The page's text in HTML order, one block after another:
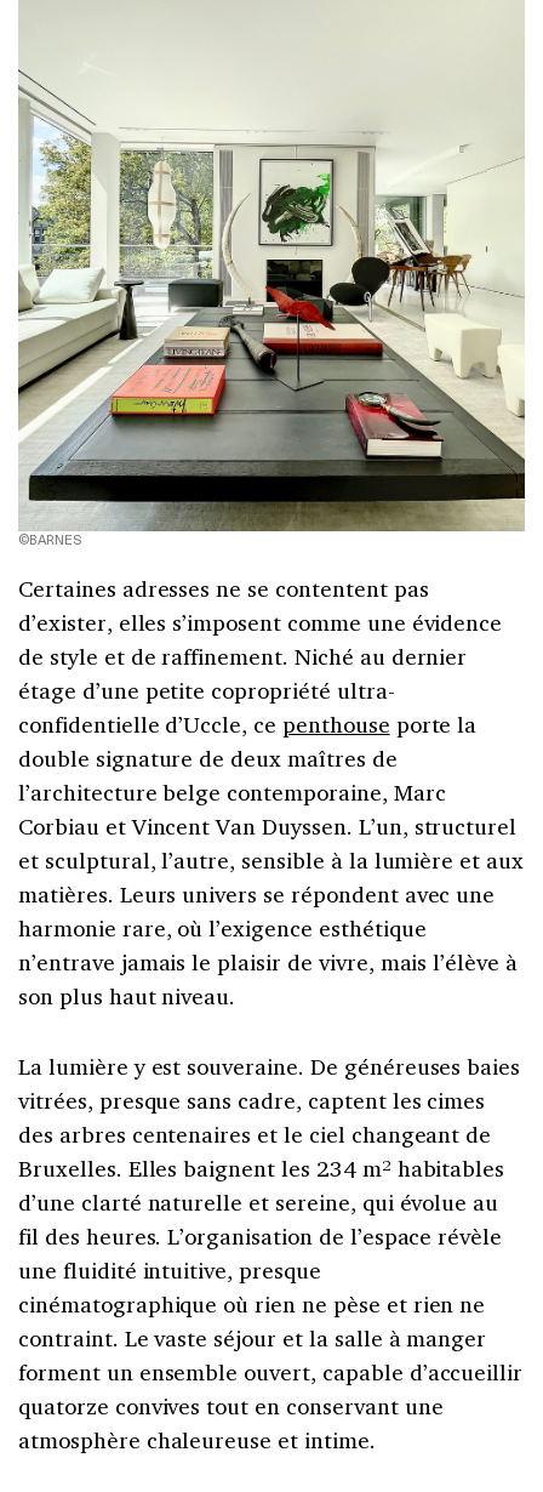
©BARNES
Certaines adresses ne se contentent pas
d’exister, elles s’imposent comme une évidence
de style et de raffinement. Niché au dernier
étage d’une petite copropriété ultra-
confidentielle d’Uccle, ce penthouse porte la
double signature de deux maîtres de
l’architecture belge contemporaine, Marc
Corbiau et Vincent Van Duyssen. L’un, structurel
et sculptural, l’autre, sensible à la lumière et aux
matières. Leurs univers se répondent avec une
harmonie rare, où l’exigence esthétique
n’entrave jamais le plaisir de vivre, mais l’élève à
son plus haut niveau.
La lumière y est souveraine. De généreuses baies
vitrées, presque sans cadre, captent les cimes
des arbres centenaires et le ciel changeant de
Bruxelles. Elles baignent les 234 m² habitables
d’une clarté naturelle et sereine, qui évolue au
fil des heures. L’organisation de l’espace révèle
une fluidité intuitive, presque
cinématographique où rien ne pèse et rien ne
contraint. Le vaste séjour et la salle à manger
forment un ensemble ouvert, capable d’accueillir
quatorze convives tout en conservant une
atmosphère chaleureuse et intime.